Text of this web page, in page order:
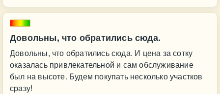
Довольны, что обратились сюда.
Довольны, что обратились сюда. И цена за сотку
оказалась привлекательной и сам обслуживание
был на высоте. Будем покупать несколько участков
сразу!